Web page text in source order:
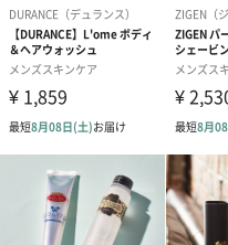
①炎や火気の近くで使用しな
②火気を使用している室内で
③高温にすると破裂の危険が
直射日光の当たる所や火気
⑤使い切って捨てること。
高圧ガス：LPG・炭酸ガス